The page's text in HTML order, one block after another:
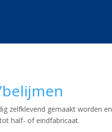
zelfklevend gemaakt worden en
half- of eindfabricaat.